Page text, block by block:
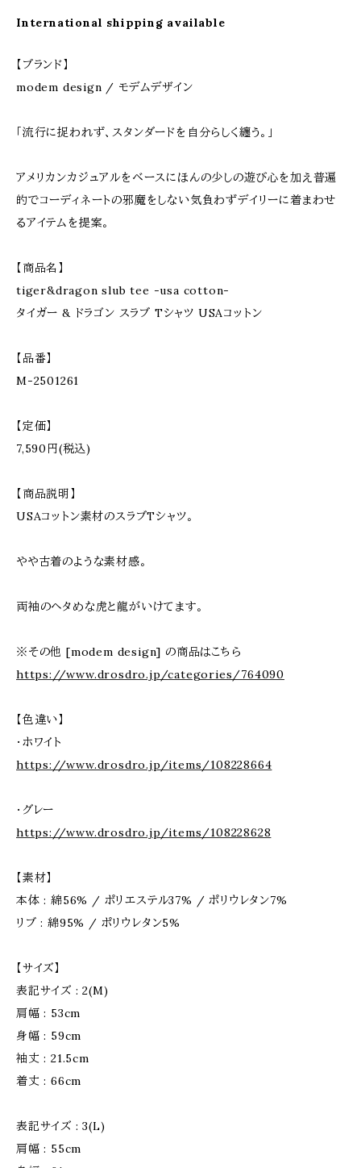
International shipping available
【ブランド】
modem design / モデムデザイン
「流行に捉われず、スタンダードを自分らしく纏う。」
アメリカンカジュアルをベースにほんの少しの遊び心を加え普遍
的でコーディネートの邪魔をしない気負わずデイリーに着まわせ
るアイテムを提案。
【商品名】
tiger&dragon slub tee -usa cotton-
タイガー & ドラゴン スラブ Tシャツ USAコットン
【品番】
M-2501261
【定価】
7,590円(税込)
【商品説明】
USAコットン素材のスラブTシャツ。
やや古着のような素材感。
両袖のヘタめな虎と龍がいけてます。
※その他 [modem design] の商品はこちら
https://www.drosdro.jp/categories/764090
【色違い】
・ホワイト
https://www.drosdro.jp/items/108228664
・グレー
https://www.drosdro.jp/items/108228628
【素材】
本体 : 綿56% / ポリエステル37% / ポリウレタン7%
リブ : 綿95% / ポリウレタン5%
【サイズ】
表記サイズ : 2(M)
肩幅 : 53cm
身幅 : 59cm
袖丈 : 21.5cm
着丈 : 66cm
表記サイズ : 3(L)
肩幅 : 55cm